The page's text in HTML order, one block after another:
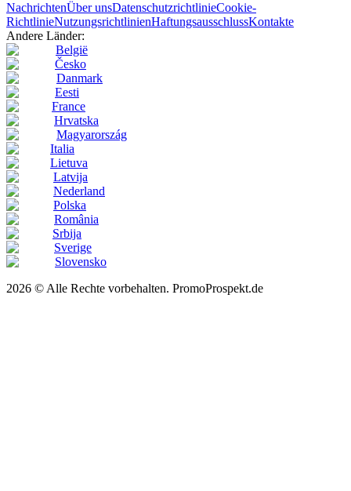
NachrichtenÜber unsDatenschutzrichtlinieCookie-
RichtlinieNutzungsrichtlinienHaftungsausschlussKontakte
Andere Länder:
België
Česko
Danmark
Eesti
France
Hrvatska
Magyarország
Italia
Lietuva
Latvija
Nederland
Polska
România
Srbija
Sverige
Slovensko
2026 © Alle Rechte vorbehalten. PromoProspekt.de